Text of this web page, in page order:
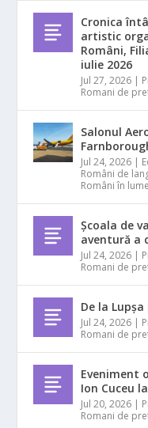
Cronica
artistic
Români,
iulie 2026
Jul 27, 2026 |
Romani de
Salonul
Jul 24, 2026 |
Români de
Români în lume
Școala de
aventură a
Jul 24, 2026 |
Romani de
De la
Jul 24, 2026 |
Romani de
Eveniment
Ion Cuceu
Jul 20, 2026 |
Romani de